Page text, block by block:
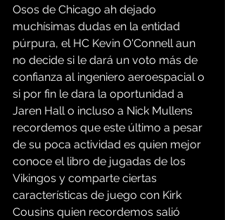
Osos de Chicago ah dejado
muchísimas dudas en la entidad
púrpura, el HC Kevin O'Connell aun
no decide si le dará un voto más de
confianza al ingeniero aeroespacial o
si por fin le dara la oportunidad a
Jaren Hall o incluso a Nick Mullens
recordemos que este último a pesar
de su poca actividad es quien mejor
conoce el libro de jugadas de los
Vikingos y comparte ciertas
características de juego con Kirk
Cousins quien recordemos salió